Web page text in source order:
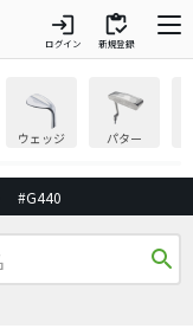
login
ログイン
inventory
新規登録
ウェッジ パター
#G440
search